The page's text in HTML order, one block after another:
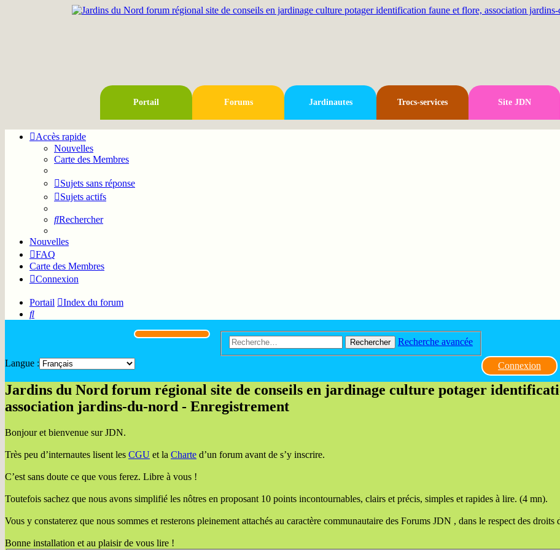
Portail Forums Jardinautes Trocs-services Site JDN
Accès rapide
Nouvelles
Carte des Membres
Sujets sans réponse
Sujets actifs
Rechercher
Nouvelles
FAQ
Carte des Membres
Connexion
Portail
Index du forum
Rechercher
Rechercher Recherche avancée
Connexion
Langue :
Jardins du Nord forum régional site de conseils en jardinage culture potager
association jardins-du-nord - Enregistrement
Bonjour et bienvenue sur JDN.
Très peu d’internautes lisent les CGU et la Charte d’un forum avant de s’y inscrire.
C’est sans doute ce que vous ferez. Libre à vous !
Toutefois sachez que nous avons simplifié les nôtres en proposant 10 points incontournables, clairs et précis, simples et rapides à lire. (4 mn).
Vous y constaterez que nous sommes et resterons pleinement attachés au caractère communautaire des Forums JDN , dans le respect des droits
Bonne installation et au plaisir de vous lire !